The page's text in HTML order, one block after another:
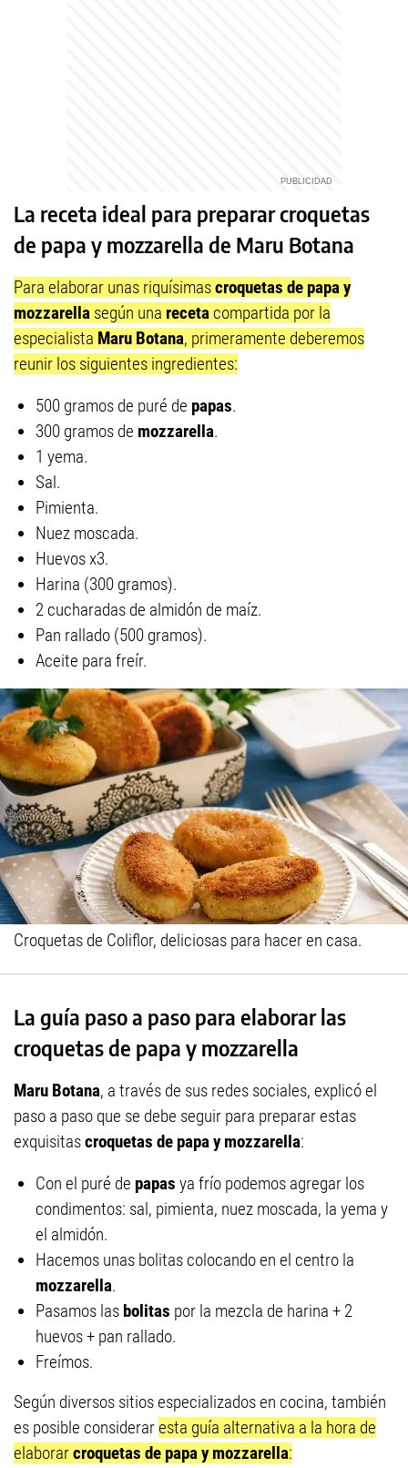
La receta ideal para preparar croquetas
de papa y mozzarella de Maru Botana
Para elaborar unas riquísimascroquetas de papa y
mozzarella según una receta compartida por la
especialista Maru Botana, primeramente deberemos
reunir los siguientes ingredientes:
500 gramos de puré de papas.
300 gramos de mozzarella.
1 yema.
Sal.
Pimienta.
Nuez moscada.
Huevos x3.
Harina (300 gramos).
2 cucharadas de almidón de maíz.
Pan rallado (500 gramos).
Aceite para freír.
Croquetas de Coliflor, deliciosas para hacer en casa.
La guía paso a paso para elaborar las
croquetas de papa y mozzarella
Maru Botana, a través de sus redes sociales, explicó el
paso a paso que se debe seguir para preparar estas
exquisitascroquetas de papa y mozzarella:
Con el puré de papas ya frío podemos agregar los
condimentos: sal, pimienta, nuez moscada, la yema y
el almidón.
Hacemos unas bolitas colocando en el centro la
mozzarella.
Pasamos las bolitas por la mezcla de harina + 2
huevos + pan rallado.
Freímos.
Según diversos sitios especializados en cocina, también
es posible consideraresta guía alternativa a la hora de
elaborarcroquetas de papa y mozzarella: